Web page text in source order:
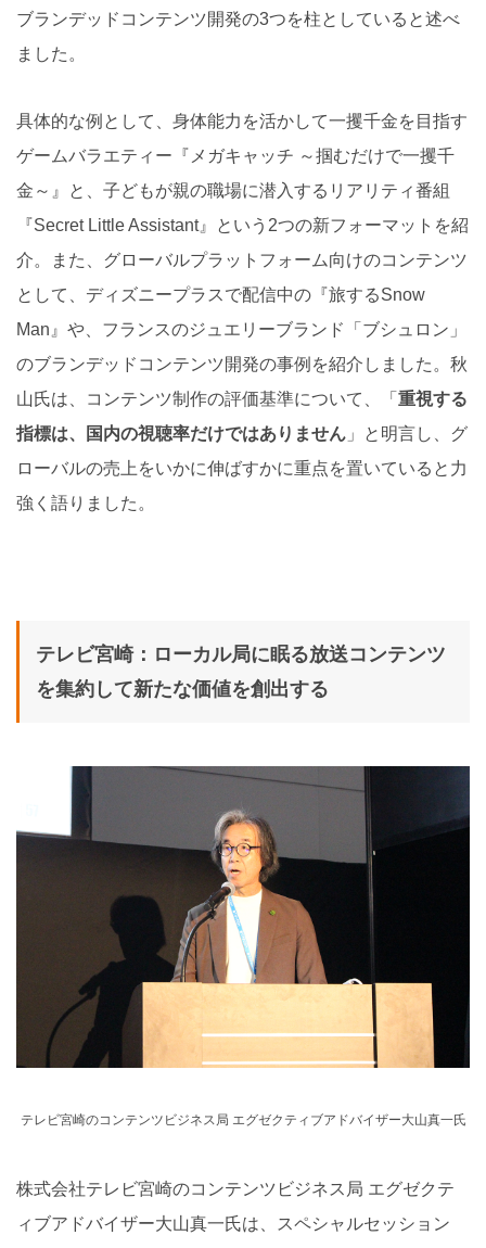
ブランデッドコンテンツ開発の3つを柱としていると述べ
ました。
具体的な例として、身体能力を活かして一攫千金を目指す
ゲームバラエティー『メガキャッチ ～掴むだけで一攫千
金～』と、子どもが親の職場に潜入するリアリティ番組
『Secret Little Assistant』という2つの新フォーマットを紹
介。また、グローバルプラットフォーム向けのコンテンツ
として、ディズニープラスで配信中の『旅するSnow
Man』や、フランスのジュエリーブランド「ブシュロン」
のブランデッドコンテンツ開発の事例を紹介しました。秋
山氏は、コンテンツ制作の評価基準について、「 重視する
指標は、国内の視聴率だけではありません 」と明言し、グ
ローバルの売上をいかに伸ばすかに重点を置いていると力
強く語りました。
テレビ宮崎：ローカル局に眠る放送コンテンツ
を集約して新たな価値を創出する
テレビ宮崎のコンテンツビジネス局 エグゼクティブアドバイザー大山真一氏
株式会社テレビ宮崎のコンテンツビジネス局 エグゼクテ
ィブアドバイザー大山真一氏は、スペシャルセッション